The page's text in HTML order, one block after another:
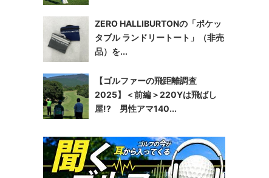
ZERO HALLIBURTONの「ポケッ
タブル ランドリートート」（非売
品）を...
【ゴルファーの飛距離調査
2025】＜前編＞220Yは飛ばし
屋!? 男性アマ140...